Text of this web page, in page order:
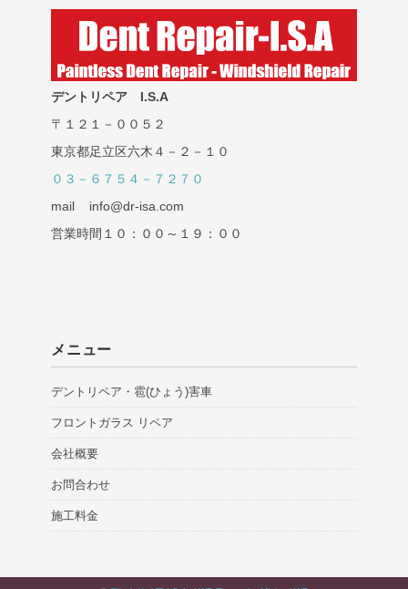
デントリペア I.S.A
〒１２１－００５２
東京都足立区六木４－２－１０
０３－６７５４－７２７０
mail info@dr-isa.com
営業時間１０：００～１９：００
メニュー
デントリペア・雹(ひょう)害車
フロントガラス リペア
会社概要
お問合わせ
施工料金